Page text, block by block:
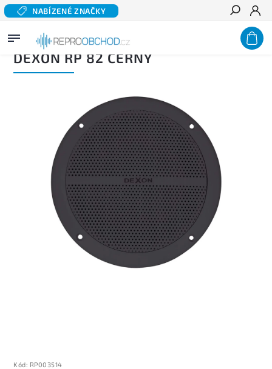
NABÍZENÉ ZNAČKY
Hledat
Domů/ Profi audio/Instalační reproduktory
DEXON RP 82 ČERNÝ
Kód: RP003514